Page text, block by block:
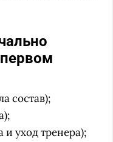
состав);
и уход тренера);